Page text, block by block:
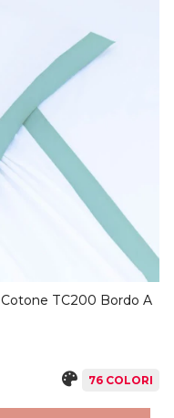
TC200 Bordo A
76 COLORI